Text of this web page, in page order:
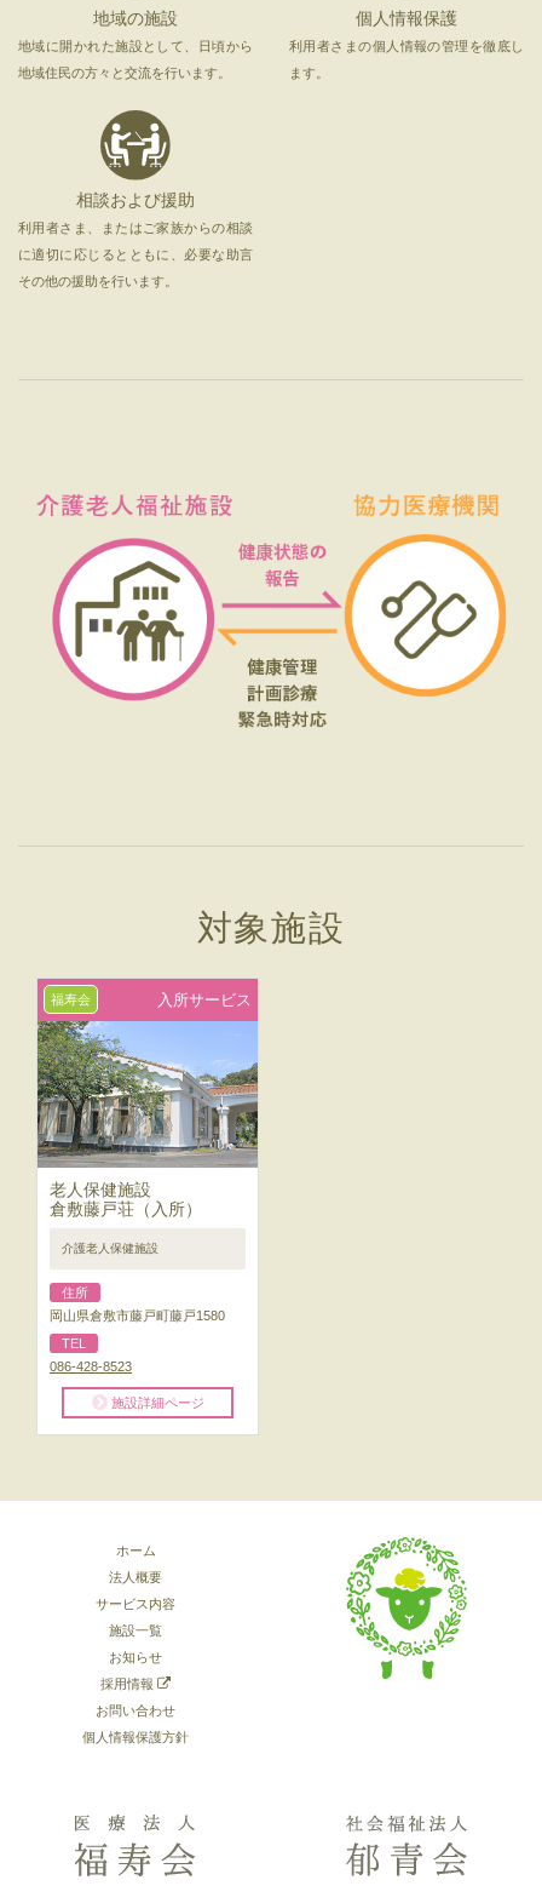
地域の施設
地域に開かれた施設として、日頃から
地域住民の方々と交流を行います。
個人情報保護
利用者さまの個人情報の管理を徹底し
ます。
相談および援助
利用者さま、またはご家族からの相談
に適切に応じるとともに、必要な助言
その他の援助を行います。
対象施設
福寿会 入所サービス
老人保健施設
倉敷藤戸荘（入所）
介護老人保健施設
住所
岡山県倉敷市藤戸町藤戸1580
TEL
086-428-8523
施設詳細ページ
ホーム
法人概要
サービス内容
施設一覧
お知らせ
採用情報
お問い合わせ
個人情報保護方針